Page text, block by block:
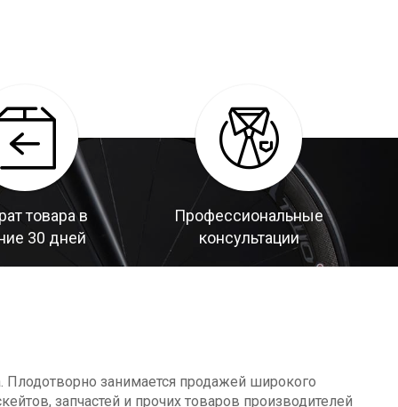
товара в
30 дней
Профессиональные
консультации
Плодотворно занимается продажей широкого
запчастей и прочих товаров производителей